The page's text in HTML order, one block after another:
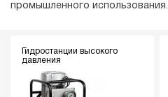
промышленного использования.
Гидростанции высокого
давления